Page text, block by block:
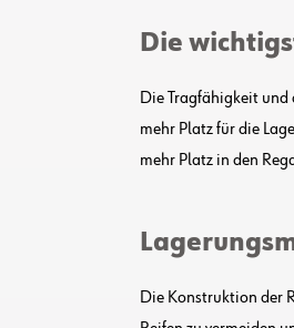
Die
Die Tragfähigkeit und
mehr Platz für die
mehr Platz in den
Die Konstruktion der